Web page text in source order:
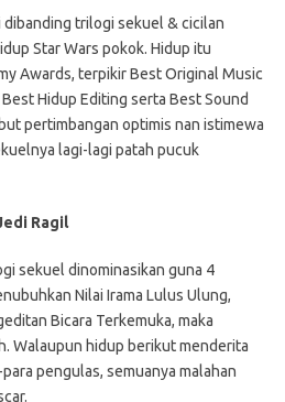
trilogi sekuel & cicilan
Star Wars pokok. Hidup itu
Awards, terpikir Best Original Music
Hidup Editing serta Best Sound
pertimbangan optimis nan istimewa
lagi-lagi patah pucuk
Ragil
sekuel dinominasikan guna 4
Nilai Irama Lulus Ulung,
Bicara Terkemuka, maka
Walaupun hidup berikut menderita
pengulas, semuanya malahan